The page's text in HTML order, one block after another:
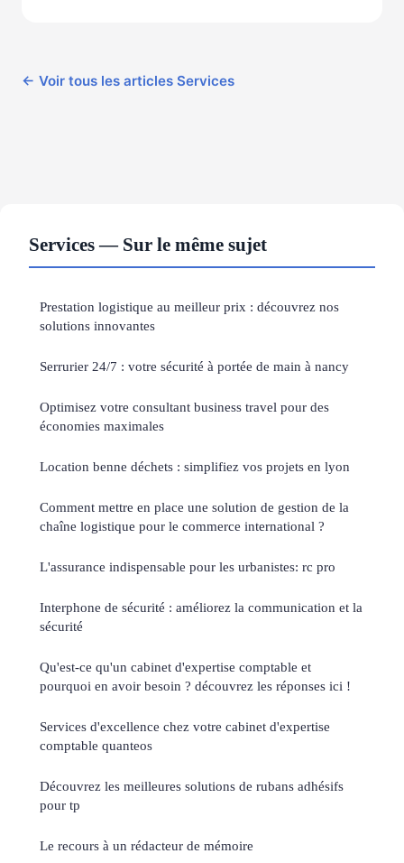
← Voir tous les articles Services
Services — Sur le même sujet
Prestation logistique au meilleur prix : découvrez nos
solutions innovantes
Serrurier 24/7 : votre sécurité à portée de main à nancy
Optimisez votre consultant business travel pour des
économies maximales
Location benne déchets : simplifiez vos projets en lyon
Comment mettre en place une solution de gestion de la
chaîne logistique pour le commerce international ?
L'assurance indispensable pour les urbanistes: rc pro
Interphone de sécurité : améliorez la communication et la
sécurité
Qu'est-ce qu'un cabinet d'expertise comptable et
pourquoi en avoir besoin ? découvrez les réponses ici !
Services d'excellence chez votre cabinet d'expertise
comptable quanteos
Découvrez les meilleures solutions de rubans adhésifs
pour tp
Le recours à un rédacteur de mémoire